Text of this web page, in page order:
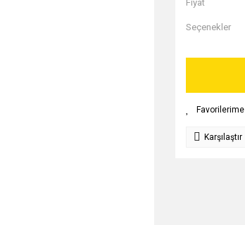
Fiyat
Seçenekler
Karşılaştır